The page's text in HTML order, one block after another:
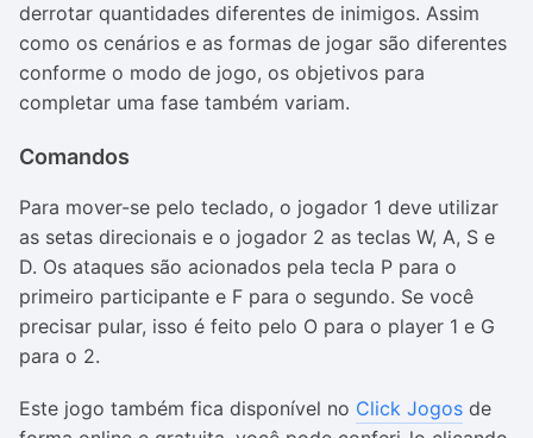
derrotar quantidades diferentes de inimigos. Assim
como os cenários e as formas de jogar são diferentes
conforme o modo de jogo, os objetivos para
completar uma fase também variam.
Comandos
Para mover-se pelo teclado, o jogador 1 deve utilizar
as setas direcionais e o jogador 2 as teclas W, A, S e
D. Os ataques são acionados pela tecla P para o
primeiro participante e F para o segundo. Se você
precisar pular, isso é feito pelo O para o player 1 e G
para o 2.
Este jogo também fica disponível no Click Jogos de